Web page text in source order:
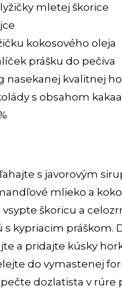
mletej škorice
kokosového oleja
prášku do pečiva
nasekanej kvalitnej
s obsahom
s javorovým
mlieko a
vsypte škoricu a
s kypriacim práškom.
a pridajte kúsky
do vymastenej
dozlatista v rúre